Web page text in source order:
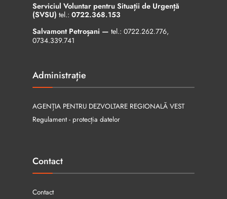
Serviciul Voluntar pentru Situații de Urgență
(SVSU) tel.: 0722.368.153
Salvamont Petroșani — tel.: 0722.262.776,
0734.339.741
Administrație
AGENȚIA PENTRU DEZVOLTARE REGIONALĂ VEST
Regulament - protecția datelor
Contact
Contact